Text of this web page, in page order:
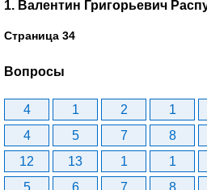
1. Валентин Григорьевич
Страница 34
Вопросы
4 1 2 1
4
5 7 8
12
13 1 1